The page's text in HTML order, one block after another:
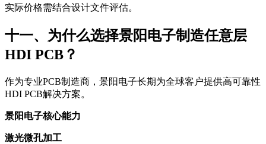
实际价格需结合设计文件评估。
十一、为什么选择景阳电子制造任意层
HDI PCB？
作为专业PCB制造商，景阳电子长期为全球客户提供高可靠性
HDI PCB解决方案。
景阳电子核心能力
激光微孔加工